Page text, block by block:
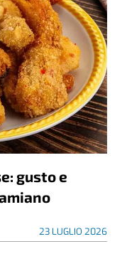
gusto e
23 LUGLIO 2026